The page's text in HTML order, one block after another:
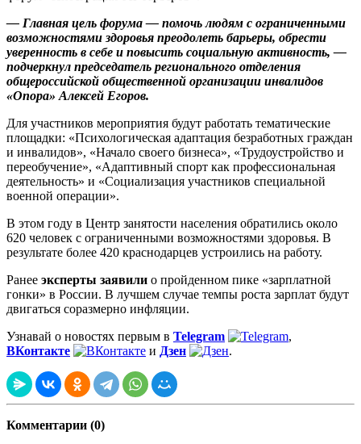
— Главная цель форума — помочь людям с ограниченными
возможностями здоровья преодолеть барьеры, обрести
уверенность в себе и повысить социальную активность, —
подчеркнул председатель регионального отделения
общероссийской общественной организации инвалидов
«Опора» Алексей Егоров.
Для участников мероприятия будут работать тематические
площадки: «Психологическая адаптация безработных граждан
и инвалидов», «Начало своего бизнеса», «Трудоустройство и
переобучение», «Адаптивный спорт как профессиональная
деятельность» и «Социализация участников специальной
военной операции».
В этом году в Центр занятости населения обратились около
620 человек с ограниченными возможностями здоровья. В
результате более 420 краснодарцев устроились на работу.
Ранее эксперты заявили о пройденном пике «зарплатной
гонки» в России. В лучшем случае темпы роста зарплат будут
двигаться соразмерно инфляции.
Узнавай о новостях первым в Telegram
,
ВКонтакте
и Дзен .
Комментарии (0)